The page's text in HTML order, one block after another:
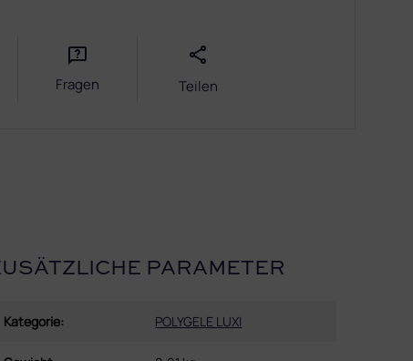
Fragen Teilen
PARAMETER
Kategorie: POLYGELE LUXI